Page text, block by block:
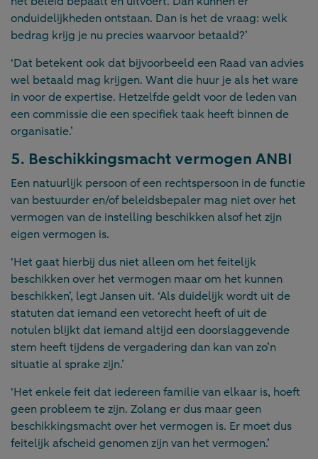
onduidelijkheden ontstaan. Dan is het de vraag: welk
bedrag krijg je nu precies waarvoor betaald?’
‘Dat betekent ook dat bijvoorbeeld een Raad van advies
wel betaald mag krijgen. Want die huur je als het ware
in voor de expertise. Hetzelfde geldt voor de leden van
een commissie die een specifiek taak heeft binnen de
organisatie.’
5. Beschikkingsmacht vermogen ANBI
Een natuurlijk persoon of een rechtspersoon in de functie
van bestuurder en/of beleidsbepaler mag niet over het
vermogen van de instelling beschikken alsof het zijn
eigen vermogen is.
‘Het gaat hierbij dus niet alleen om het feitelijk
beschikken over het vermogen maar om het kunnen
beschikken’, legt Jansen uit. ‘Als duidelijk wordt uit de
statuten dat iemand een vetorecht heeft of uit de
notulen blijkt dat iemand altijd een doorslaggevende
stem heeft tijdens de vergadering dan kan van zo’n
situatie al sprake zijn.’
‘Het enkele feit dat iedereen familie van elkaar is, hoeft
geen probleem te zijn. Zolang er dus maar geen
beschikkingsmacht over het vermogen is. Er moet dus
feitelijk afscheid genomen zijn van het vermogen.’